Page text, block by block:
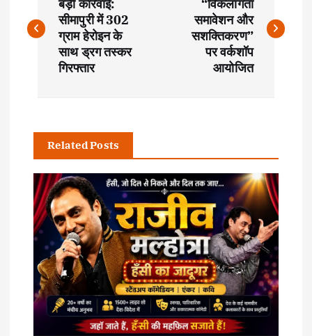
o
s
v
g
a
t
बड़ी कार्रवाई:
सीमापुरी में 302
ग्राम हेरोइन के
साथ ड्रग तस्कर
गिरफ्तार
“विकलांगता
समावेशन और
सशक्तिकरण”
पर वर्कशॉप
आयोजित
Related Posts